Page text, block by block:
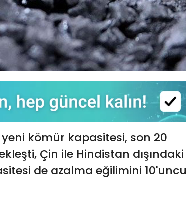
kömür kapasitesi, son 20
Çin ile Hindistan dışındaki
de azalma eğilimini 10'uncu